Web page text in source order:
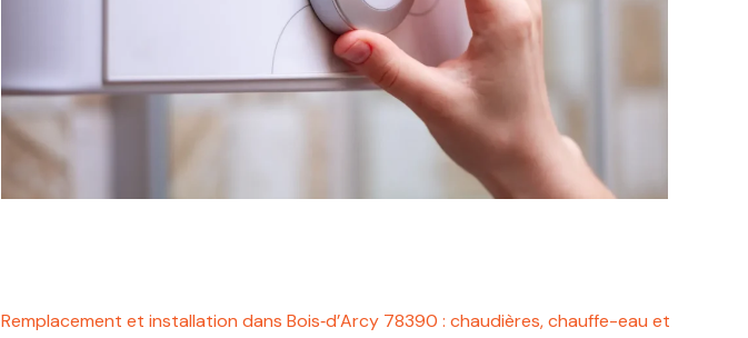
Remplacement et installation dans Bois‑d’Arcy 78390 : chaudières, chauffe-eau et